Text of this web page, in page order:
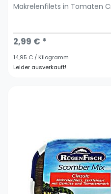
Makrelenfilets in Tomaten
2,99 € *
14,95 € / Kilogramm
Leider ausverkauft!